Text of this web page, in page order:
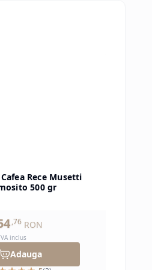
Rece Musetti
500 gr
,76 RON
inclus
Adauga